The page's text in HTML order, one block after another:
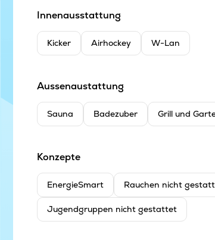
Innenausstattung
Kicker Airhockey W-Lan
Aussenaustattung
Sauna Badezuber Grill und
Konzepte
EnergieSmart Rauchen nicht
Jugendgruppen nicht gestattet